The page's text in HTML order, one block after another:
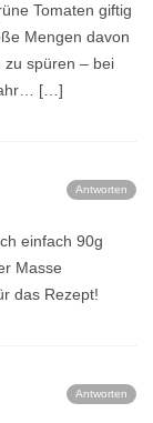
Tomaten giftig
Mengen davon
zu spüren – bei
[…]
Antworten
einfach 90g
Masse
das Rezept!
Antworten